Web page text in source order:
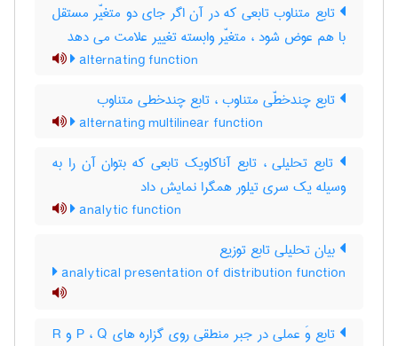
تابع متناوب تابعی که در آن اگر جای دو متغیّر مستقل
با هم عوض شود ، متغیّر وابسته تغییر علامت می دهد
alternating function
تابع چندخطّی متناوب ، تابع چندخطی متناوب
alternating multilinear function
تابع تحلیلی ، تابع آناکاویک تابعی که بتوان آن را به
وسیله یک سری تیلور همگرا نمایش داد
analytic function
بیان تحلیلی تابع توزیع
analytical presentation of distribution function
تابع وَ عملی در جبر منطقی روی گزاره های P ، Q و R